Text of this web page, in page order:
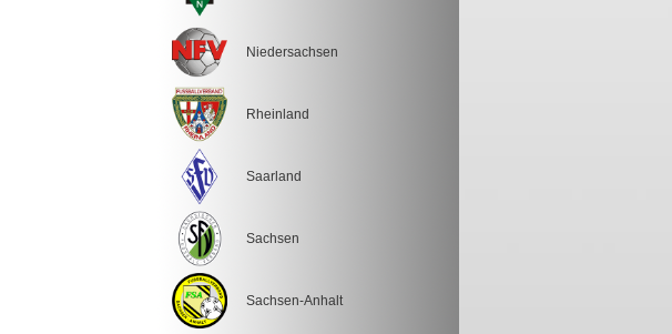
Niedersachsen
Rheinland
Saarland
Sachsen
Sachsen-Anhalt